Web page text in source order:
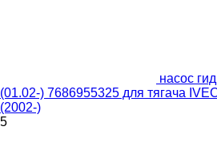
насос
(01.02-) 7686955325 для тягача
(2002-)
5